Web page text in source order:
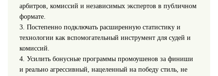
арбитров, комиссий и независимых экспертов в публичном
формате.
3. Постепенно подключать расширенную статистику и
технологии как вспомогательный инструмент для судей и
комиссий.
4. Усилить бонусные программы промоушенов за финиши
и реально агрессивный, нацеленный на победу стиль, не